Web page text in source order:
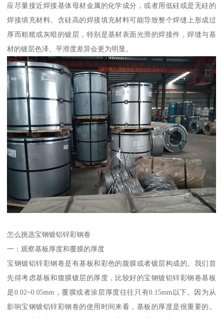
应尽量接近焊接基体母材金属的化学成分，或者用低硅或是无硅的
焊接填充材料。含硅高的焊接填充材料可能导致整个焊缝上形成过
厚而粗糙或灰暗的镀层，特别是基材表面光滑的焊接件，焊缝与基
材的镀层色泽、平滑度差异会更为明显。
怎么挑选宝钢镀铝锌彩钢卷
一：观察基板厚度和覆膜的厚度
宝钢镀铝锌彩钢卷是有基板和彩色的腹膜或者镀层构成的。我们首
先得考虑基板和腹膜镀层的厚度，比较好的宝钢镀铝锌彩钢卷基板
是0.02~0.05mm，覆膜或者涂层厚度往往只有0.15mm以下。因为从
影响宝钢镀铝锌彩钢卷的使用时间来看，基板的厚度是很重要的。